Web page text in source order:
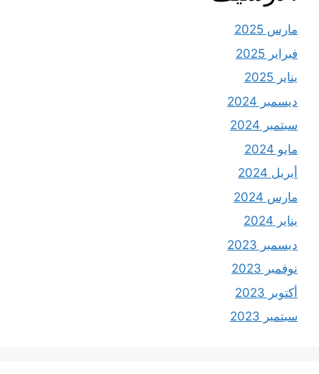
مارس 2025
فبراير 2025
يناير 2025
ديسمبر 2024
سبتمبر 2024
مايو 2024
أبريل 2024
مارس 2024
يناير 2024
ديسمبر 2023
نوفمبر 2023
أكتوبر 2023
سبتمبر 2023